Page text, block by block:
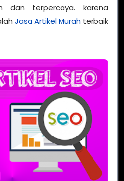
dan terpercaya. karena
Jasa Artikel Murah terbaik